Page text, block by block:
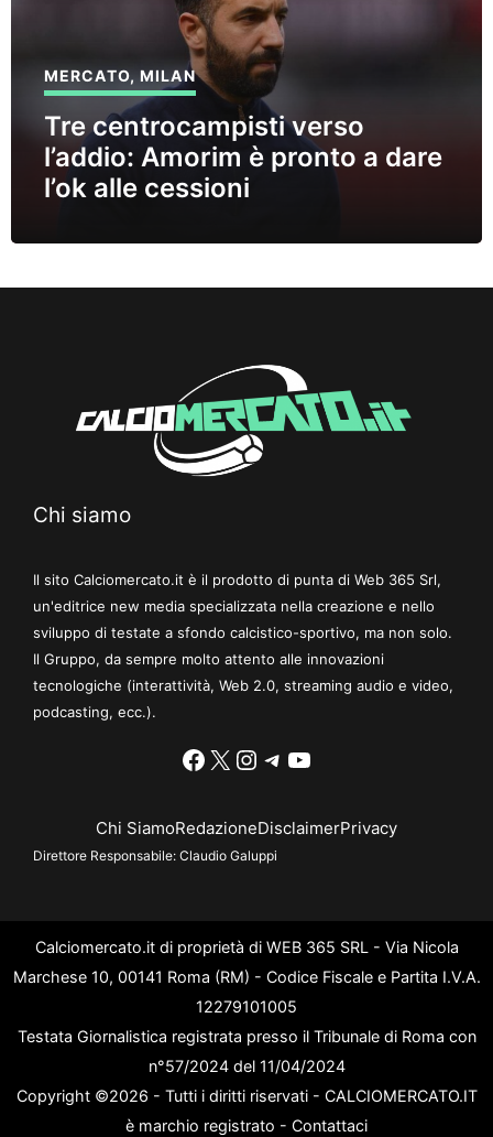
MERCATO,MILAN
Tre centrocampisti verso
l’addio: Amorim è pronto a dare
l’ok alle cessioni
Chi siamo
Il sito Calciomercato.it è il prodotto di punta di Web 365 Srl,
un'editrice new media specializzata nella creazione e nello
sviluppo di testate a sfondo calcistico-sportivo, ma non solo.
Il Gruppo, da sempre molto attento alle innovazioni
tecnologiche (interattività, Web 2.0, streaming audio e video,
podcasting, ecc.).
Facebook
X Instagram
Telegram
YouTube
Chi SiamoRedazioneDisclaimerPrivacy
Direttore Responsabile: Claudio Galuppi
Calciomercato.it di proprietà di WEB 365 SRL - Via Nicola
Marchese 10, 00141 Roma (RM) - Codice Fiscale e Partita I.V.A.
12279101005
Testata Giornalistica registrata presso il Tribunale di Roma con
n°57/2024 del 11/04/2024
Copyright ©2026 - Tutti i diritti riservati - CALCIOMERCATO.IT
è marchio registrato - Contattaci